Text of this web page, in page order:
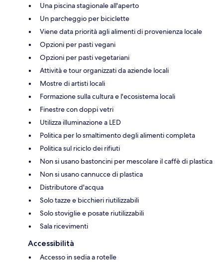
Una piscina stagionale all'aperto
Un parcheggio per biciclette
Viene data priorità agli alimenti di provenienza locale
Opzioni per pasti vegani
Opzioni per pasti vegetariani
Attività e tour organizzati da aziende locali
Mostre di artisti locali
Formazione sulla cultura e l'ecosistema locali
Finestre con doppi vetri
Utilizza illuminazione a LED
Politica per lo smaltimento degli alimenti completa
Politica sul riciclo dei rifiuti
Non si usano bastoncini per mescolare il caffè di plastica
Non si usano cannucce di plastica
Distributore d'acqua
Solo tazze e bicchieri riutilizzabili
Solo stoviglie e posate riutilizzabili
Sala ricevimenti
Accessibilità
Accesso in sedia a rotelle